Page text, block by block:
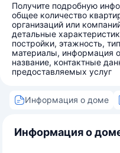
Получите подробную
общее количество
организаций или
детальные
постройки, этажность,
материалы, информация
название, контактные
предоставляемых услуг
Информация о доме
Информация о